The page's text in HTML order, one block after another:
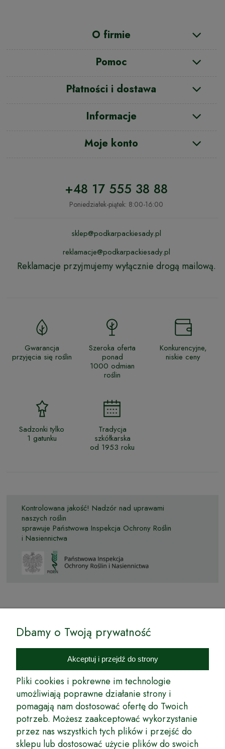
O firmie
Pomoc
Płatności i dostawa
Informacje
Moje konto
+48 17 555 38 88
Poniedziałek-piątek: 8:00-16:00
sklep@podkarpackiesady.pl
reklamacje@podkarpackiesady.pl
Reklamacje przyjmujemy wyłącznie drogą mailową.
Gwarancja
przyjęcia się roślin
Szeroka oferta
ponad
1000 odmian
roślin
Konkurencyjne,
niskie ceny
Sadzonki tylko
1 gatunku
Tradycja
szkółkarska
od 1953 roku
Kontrolowana jakość! Nadzór nad uprawami
naszych roślin
sprawuje Państwowa Inspekcja Ochrony Roślin
i Nasiennictwa
Internetowy Sklep Ogrodniczy Podkarpackie Sady to inicjatywa
podkarpackich szkółkarzy, której zamierzeniem jest wprowadzenie na
rynek wysokiej jakości drzewek owocowych, drzewek ozdobnych oraz
innych produktów pozwalających na uprawianie zarówno małych, jak
i dużych sadów oraz ogrodów.
Wspólnie stworzyliśmy dla Państwa kompleksową ofertę - wspaniałe
produkty, dary ziemi ze szkółek drzewek ozdobnych i owocowych,
których tradycje sięgają roku 1953. Drzewka produkowane są
z najwyższą starannością przez trzecie pokolenie plantatorów.
Długoletnie Doświadczenie sprawiło, że wszystkie drzewka cechuje
Dbamy o Twoją prywatność
Akceptuj i przejdź do strony
Pliki cookies i pokrewne im technologie
umożliwiają poprawne działanie strony i
pomagają nam dostosować ofertę do Twoich
potrzeb. Możesz zaakceptować wykorzystanie
przez nas wszystkich tych plików i przejść do
sklepu lub dostosować użycie plików do swoich